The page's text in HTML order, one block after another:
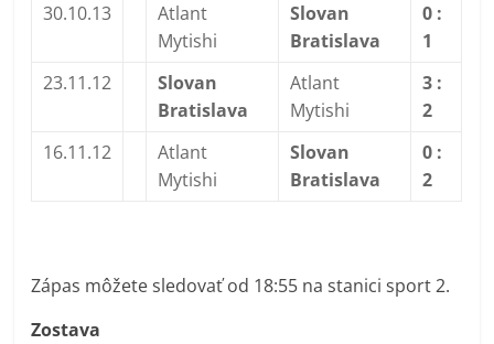
30.10.13
Atlant
Mytishi
Slovan
Bratislava
0 :
1
23.11.12
Slovan
Bratislava
Atlant
Mytishi
3 :
2
16.11.12
Atlant
Mytishi
Slovan
Bratislava
0 :
2
Zápas môžete sledovať od 18:55 na stanici sport 2.
Zostava